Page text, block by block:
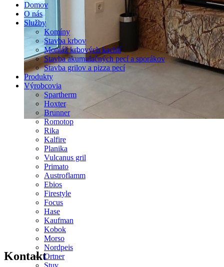
Domov
O nás
Služby
Komíny
Stavba krbov
Montáž krbových kachlí
Stavba akumulačných pecí a sporákov
Stavba grilov a pizza pecí
Produkty
Výrobcovia
Spartherm
Hoxter
Brunner
Romotop
Rika
Kalfire
Planika
Vulcanus gril
Primato
Austroflamm
Ebios
Firestyle
Focus
Hase
Kaufman
Kobok
Morso
Nordpeis
Ortner
Stuv
Kontakt